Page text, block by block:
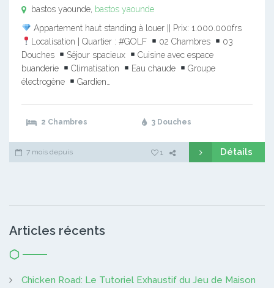
bastos yaounde, bastos yaounde
Appartement haut standing à louer || Prix: 1.000.000frs
Localisation | Quartier : #GOLF
02 Chambres
03
Douches
Séjour spacieux
Cuisine avec espace
buanderie
Climatisation Eau chaude
Groupe
électrogène
Gardien…
2 Chambres 3 Douches
7 mois depuis 1 Détails
Articles récents
Chicken Road: Le Tutoriel Exhaustif du Jeu de Maison